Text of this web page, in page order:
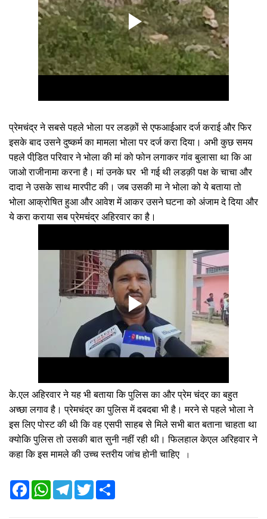
प्रेमचंद्र ने सबसे पहले भोला पर लडक़ों से एफआईआर दर्ज कराई और फिर
इसके बाद उसने दुष्कर्म का मामला भोला पर दर्ज करा दिया। अभी कुछ समय
पहले पीडि़त परिवार ने भोला की मां को फोन लगाकर गांव बुलासा था कि आ
जाओ राजीनामा करना है। मां उनके घर भी गई थी लडक़ी पक्ष के चाचा और
दादा ने उसके साथ मारपीट की। जब उसकी मा ने भोला को ये बताया तो
भोला आक्रोषित हुआ और आवेश में आकर उसने घटना को अंजाम दे दिया और
ये करा कराया सब प्रेमचंद्र अहिरवार का है।
के.एल अहिरवार ने यह भी बताया कि पुलिस का और प्रेम चंद्र का बहुत
अच्छा लगाव है। प्रेमचंद्र का पुलिस में दबदबा भी है। मरने से पहले भोला ने
इस लिए पोस्ट की थी कि वह एसपी साहब से मिले सभी बात बताना चाहता था
क्योकि पुलिस तो उसकी बात सुनी नहीं रही थी। फिलहाल केएल अरिहवार ने
कहा कि इस मामले की उच्च स्तरीय जांच होनी चाहिए ।
F
a
W
T
e
T
w